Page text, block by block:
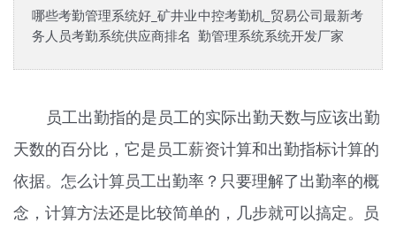
哪些考勤管理系统好_矿井业
务人员考勤系统供应商排名
中控考勤机_贸易公司最新考
勤管理系统系统开发厂家
员工出勤指的是员工的实际出勤天数与应该出勤
天数的百分比，它是员工薪资计算和出勤指标计算的
依据。怎么计算员工出勤率？只要理解了出勤率的概
念，计算方法还是比较简单的，几步就可以搞定。员